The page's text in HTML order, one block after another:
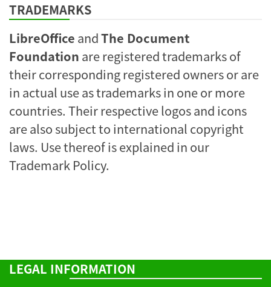
TRADEMARKS
LibreOffice andThe Document
Foundation are registered trademarks of
their corresponding registered owners or are
in actual use as trademarks in one or more
countries. Their respective logos and icons
are also subject to international copyright
laws. Use thereof is explained in our
Trademark Policy.
LEGAL INFORMATION